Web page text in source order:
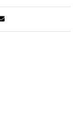
di bozze,